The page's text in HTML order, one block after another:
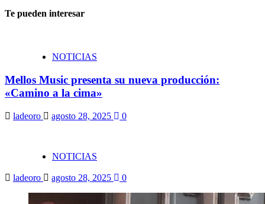
Te pueden interesar
NOTICIAS
Mellos Music presenta su nueva producción:
«Camino a la cima»
ladeoro agosto 28, 2025 0
NOTICIAS
ladeoro agosto 28, 2025 0